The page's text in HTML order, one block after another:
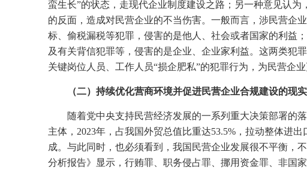
蛮生长”的状态，走现代企业制度建设之路；另一种意见认
的反面，造成对民营企业的不当伤害。一般而言，涉民营企
标、偷税漏税等犯罪，侵害的是他人、社会或者国家的利益
及有关背信犯罪等，侵害的是企业、企业家利益。这两类犯
关键岗位人员、工作人员“损企肥私”的犯罪行为，为民营企
（二）持续优化营商环境并促进民营企业合规建设的现
随着党中央支持民营经济发展的一系列重大决策部署的
主体， 2023年，占我国外贸总值比重达53.5% ，拉动整体进出
成。与此同时，也必须看到，我国民营企业发展很不平衡，
分析报告》显示，行贿罪、职务侵占罪、挪用资金罪、非国